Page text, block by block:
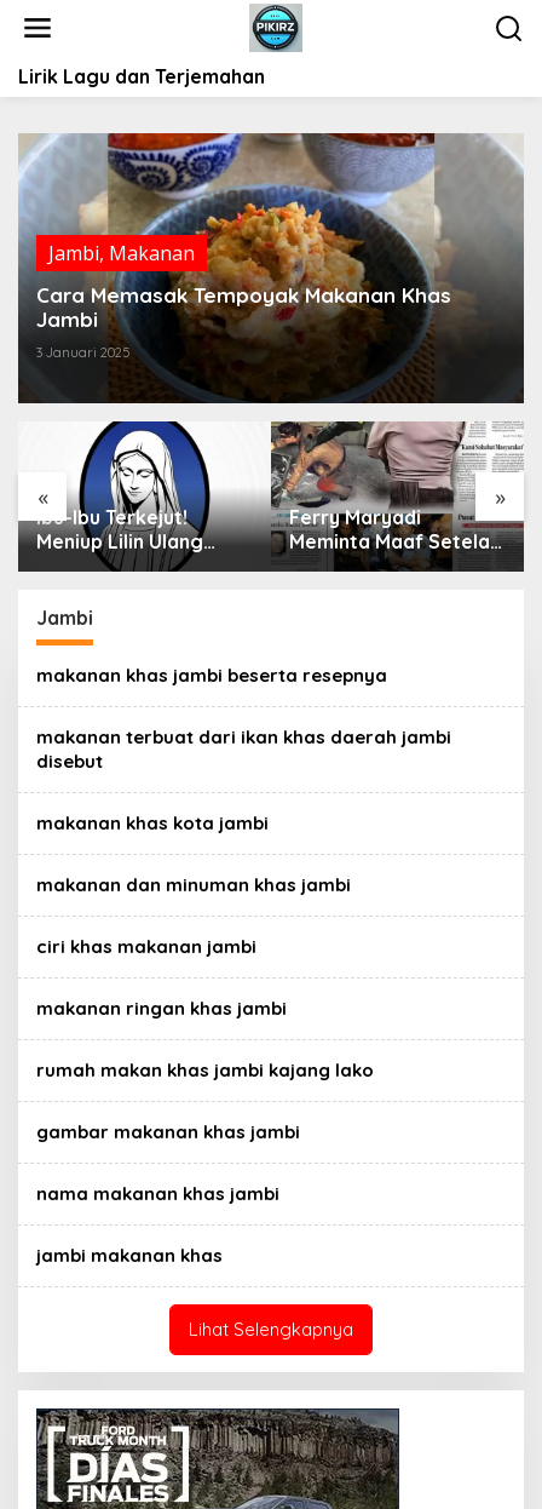
Lirik Lagu dan Terjemahan
Jambi, Makanan
Cara Memasak Tempoyak Makanan Khas
Jambi
3 Januari 2025
« »
Ferry Maryadi
Meminta Maaf Setelah
Menyimpan Rahasia
Mengenal Jenis-
Sayuran untuk
Jambi
makanan khas jambi beserta resepnya
makanan terbuat dari ikan khas daerah jambi
disebut
makanan khas kota jambi
makanan dan minuman khas jambi
ciri khas makanan jambi
makanan ringan khas jambi
rumah makan khas jambi kajang lako
gambar makanan khas jambi
nama makanan khas jambi
jambi makanan khas
Lihat Selengkapnya